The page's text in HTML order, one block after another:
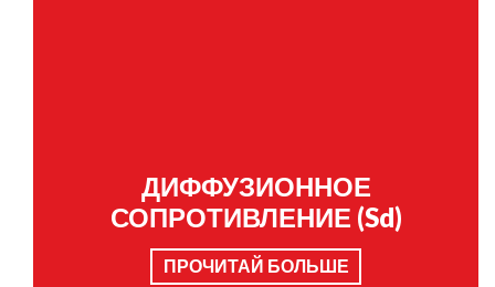
ДИФФУЗИОННОЕ
СОПРОТИВЛЕНИЕ (Sd)
ПРОЧИТАЙ БОЛЬШЕ